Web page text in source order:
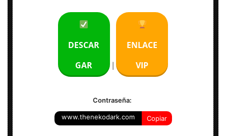
DESCAR
GAR
ENLACE
VIP
Contraseña:
www.thenekodark.com Copiar